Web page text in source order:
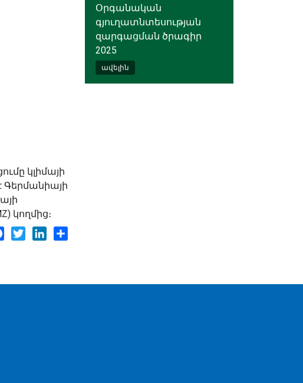
կլիմայի
Գերմանիայի
կողմից։
Facebook
Twitter LinkedIn
Օրգանական
գյուղատնտեսության
զարգացման ծրագիր
2025
ավելին